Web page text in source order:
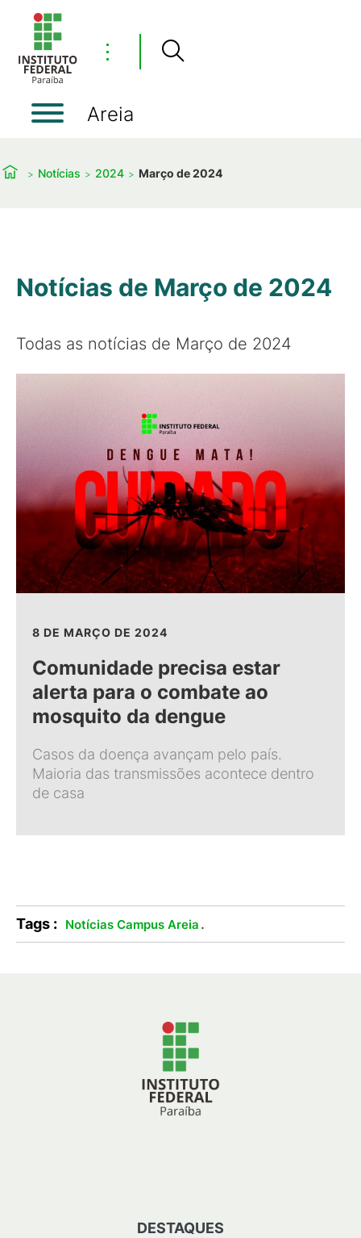
⋮
Areia
Notícias 2024 Março de 2024
Notícias de Março de 2024
Todas as notícias de Março de 2024
8 DE MARÇO DE 2024
Comunidade precisa estar
alerta para o combate ao
mosquito da dengue
Casos da doença avançam pelo país.
Maioria das transmissões acontece dentro
de casa
Tags : Notícias Campus Areia .
DESTAQUES